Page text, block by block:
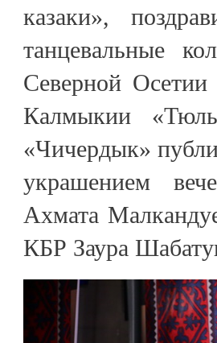
казаки»,
танцевальные
Северной
Калмыкии
«Чичердык»
украшением
Ахмата
КБР Заура